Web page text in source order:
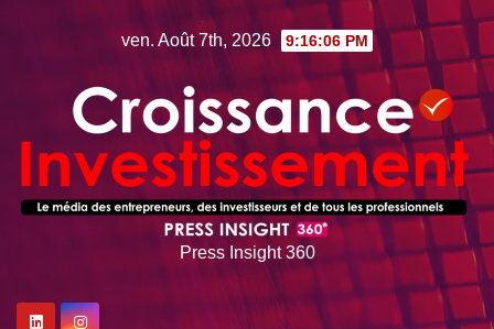
ven. Août 7th, 2026 9:16:07 PM
Press Insight 360